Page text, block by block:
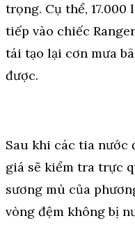
trọng. Cụ thể,
tiếp vào chiếc
tái tạo lại cơn mưa
được.
Sau khi các tia nước
giá sẽ kiểm tra trực
sương mù của
vòng đệm không bị